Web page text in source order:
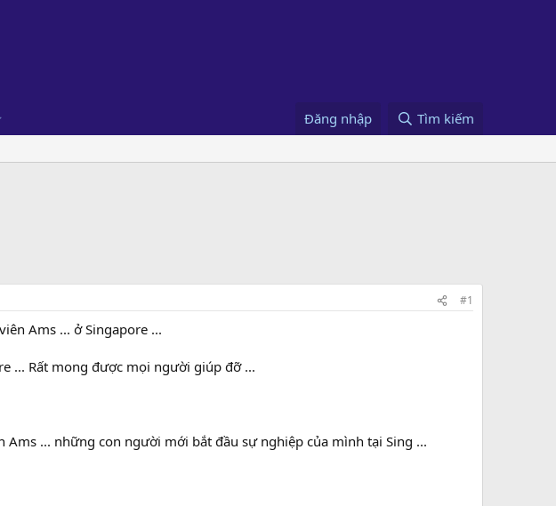
Đăng nhập Tìm kiếm
#1
Ams ... ở Singapore ...
... Rất mong được mọi người giúp đỡ ...
... những con người mới bắt đầu sự nghiệp của mình tại Sing ...